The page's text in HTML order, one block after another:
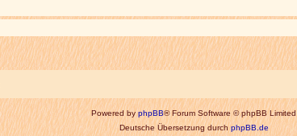
Powered byphpBB® Forum Software © phpBB Limited
Deutsche Übersetzung durchphpBB.de